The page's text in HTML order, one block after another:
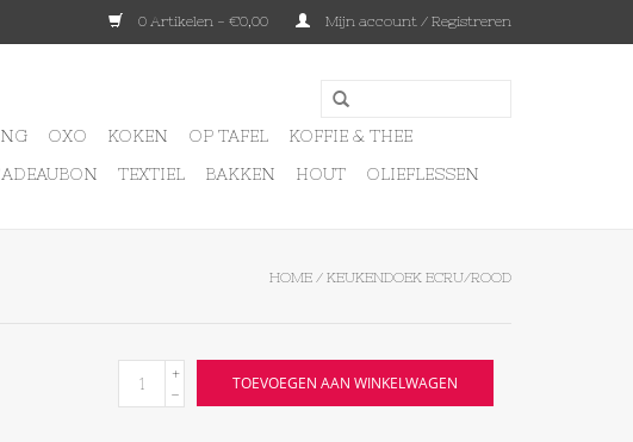
0 Artikelen - €0,00 Mijn account / Registreren
OXO KOKEN OP TAFEL
KOFFIE & THEE
TEXTIEL BAKKEN HOUT OLIEFLESSEN
HOME / KEUKENDOEK ECRU/ROOD
+
-
TOEVOEGEN AAN WINKELWAGEN